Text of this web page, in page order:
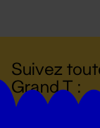
Suivez
Grand T :